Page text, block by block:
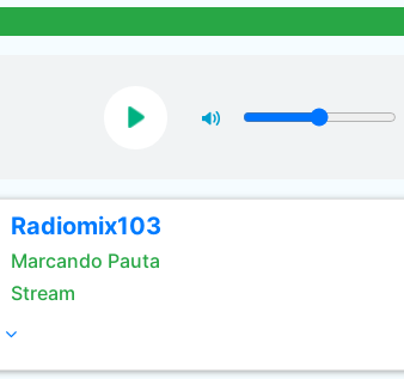
Radiomix103
Marcando Pauta
Stream